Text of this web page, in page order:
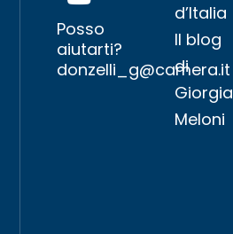
Posso
aiutarti?
donzelli_g@camera.it
d’Italia
Il blog
di
Giorgia
Meloni